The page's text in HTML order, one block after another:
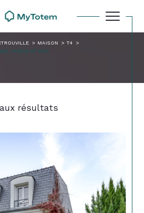
MAISON
T4
JARDIN ET BOX
résultats